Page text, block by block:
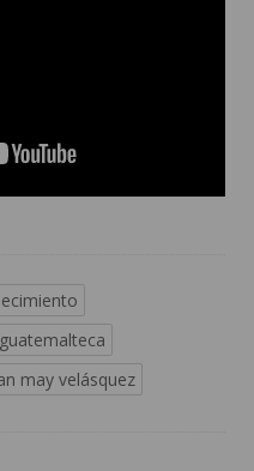
may velásquez